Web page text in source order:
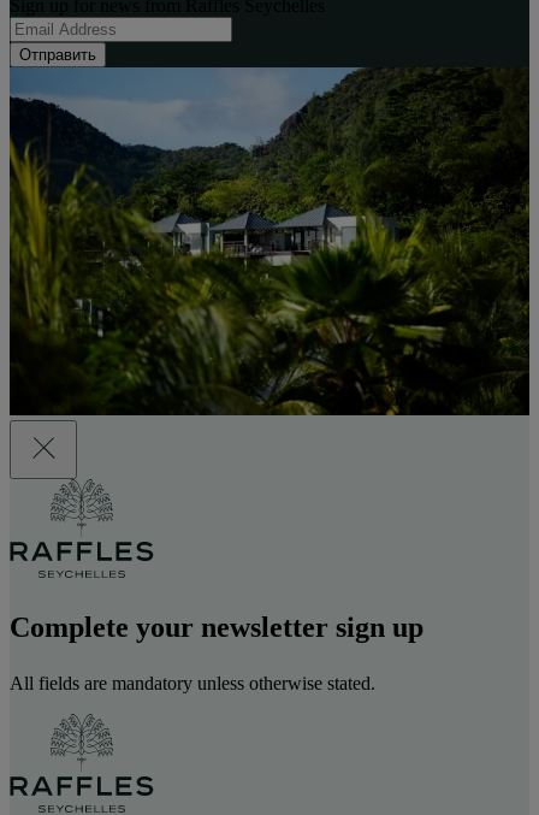
Отправить
Complete your newsletter sign up
All fields are mandatory unless otherwise stated.